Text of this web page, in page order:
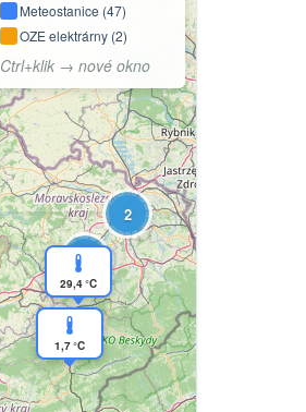
1,7 °C
29,4 °C
2
2
Meteostanice (47)
OZE elektrárny (2)
Ctrl+klik → nové okno